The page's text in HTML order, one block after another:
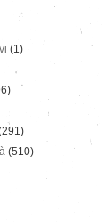
(1)
(510)